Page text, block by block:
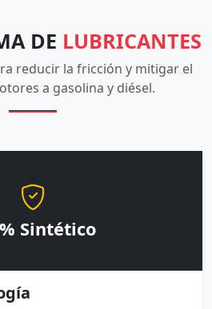
DE LUBRICANTES
reducir la fricción y mitigar el
a gasolina y diésel.
Sintético